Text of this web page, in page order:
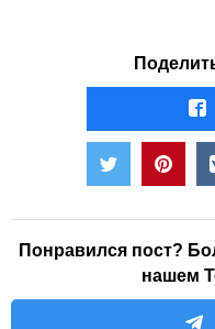
Понравился пост?
нашем